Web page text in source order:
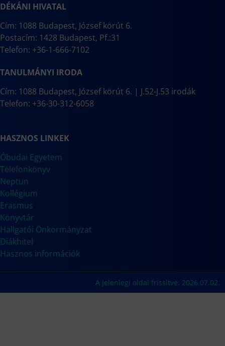
DÉKÁNI HIVATAL
Cím: 1088 Budapest, József körút 6.
Postacím: 1428 Budapest, Pf.:31
Telefon: +36-1-666-7102
TANULMÁNYI IRODA
Cím: 1088 Budapest, József körút 6. | J.52-J.53 irodák
Telefon: +36-30-312-6058
HASZNOS LINKEK
Óbudai Egyetem
Telefonkönyv
Neptun
Kollégium
Erasmus
Könyvtár
Hallgatói Önkormányzat
Diákhitel
Hasznos információk
A jelenlegi oldal frissítve: 2026.07.02.